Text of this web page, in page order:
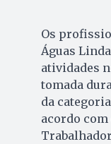
Os
Águas
atividades
tomada
da
acordo